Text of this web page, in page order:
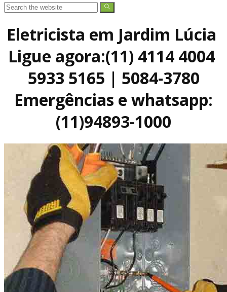
Eletricista em Jardim Lúcia
Ligue agora:(11) 4114 4004
5933 5165 | 5084-3780
Emergências e whatsapp:
(11)94893-1000